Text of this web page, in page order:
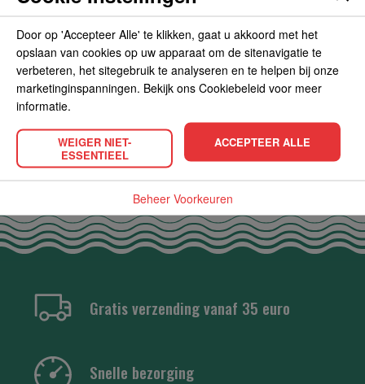
POPULAIRE PRODUCTEN
Gratis verzending vanaf 35 euro
Snelle bezorging
Door op 'Accepteer Alle' te klikken, gaat u akkoord met het
opslaan van cookies op uw apparaat om de sitenavigatie te
verbeteren, het sitegebruik te analyseren en te helpen bij onze
marketinginspanningen. Bekijk ons Cookiebeleid voor meer
informatie.
WEIGER NIET-
ESSENTIEEL
ACCEPTEER ALLE
Beheer Voorkeuren